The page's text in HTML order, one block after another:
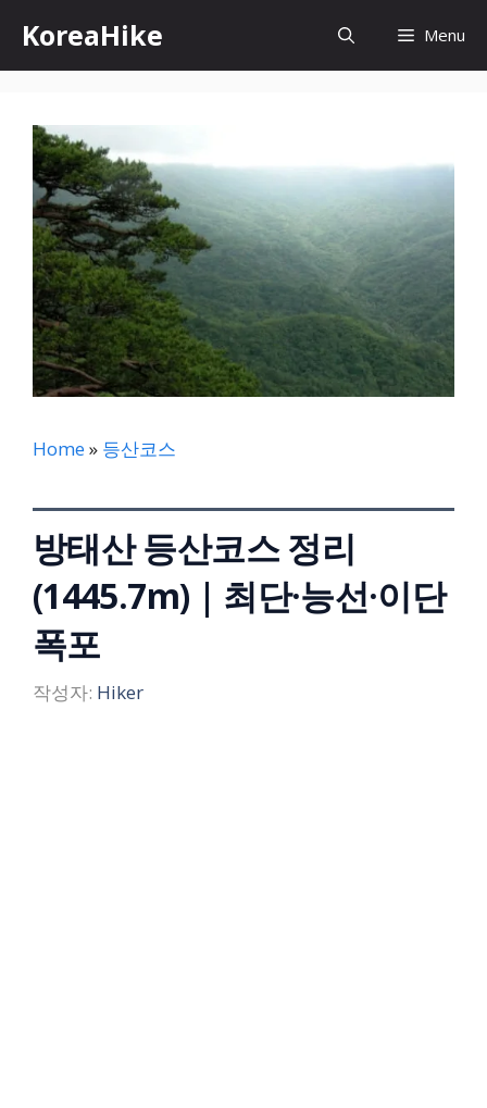
츠
KoreaHike Menu
Home» 등산코스
방태산 등산코스 정리
(1445.7m) | 최단·능선·이단
폭포
작성자: Hiker